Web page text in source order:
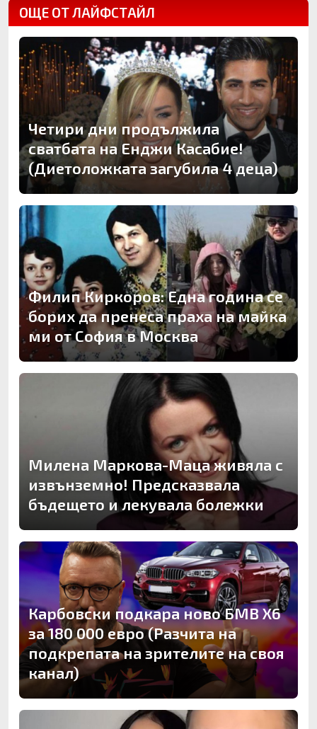
ОЩЕ ОТ ЛАЙФСТАЙЛ
Четири дни продължила
сватбата на Енджи Касабие!
(Диетоложката загубила 4 деца)
Филип Киркоров: Една година се
борих да пренеса праха на майка
ми от София в Москва
Милена Маркова-Маца живяла с
извънземно! Предсказвала
бъдещето и лекувала болежки
Карбовски подкара ново БМВ Х6
за 180 000 евро (Разчита на
подкрепата на зрителите на своя
канал)